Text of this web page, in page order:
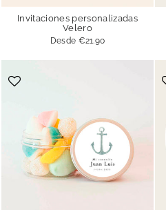
Invitaciones personalizadas
Velero
Desde €21.90